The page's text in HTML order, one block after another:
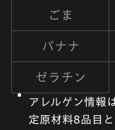
ごま
バナナ
ゼラチン
アレルゲン情報
定原材料8品目